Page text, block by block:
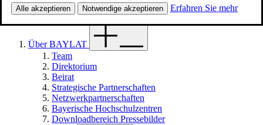
Alle akzeptieren Notwendige akzeptieren Erfahren Sie mehr
Menü
Über BAYLAT
Team
Direktorium
Beirat
Strategische Partnerschaften
Netzwerkpartnerschaften
Bayerische Hochschulzentren
Downloadbereich Pressebilder